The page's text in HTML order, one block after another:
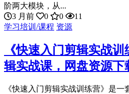
阶两大模块，从...
3 月前
0 0
11
学习培训/课程 资源
《快速入门剪辑实战
辑实战课，网盘资源下
《快速入门剪辑实战训练营》是